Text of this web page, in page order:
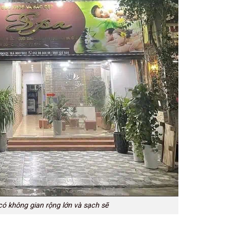
không gian rộng lớn và sạch sẽ